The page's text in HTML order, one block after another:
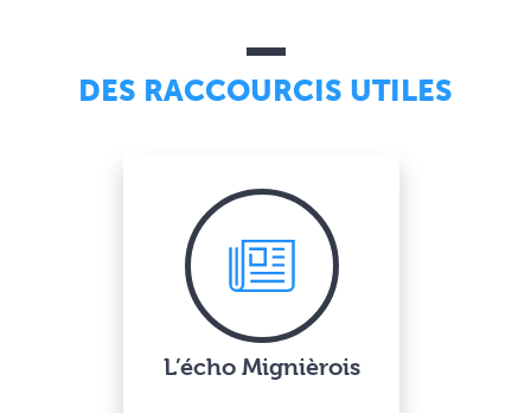
DES RACCOURCIS UTILES
L’écho Mignièrois